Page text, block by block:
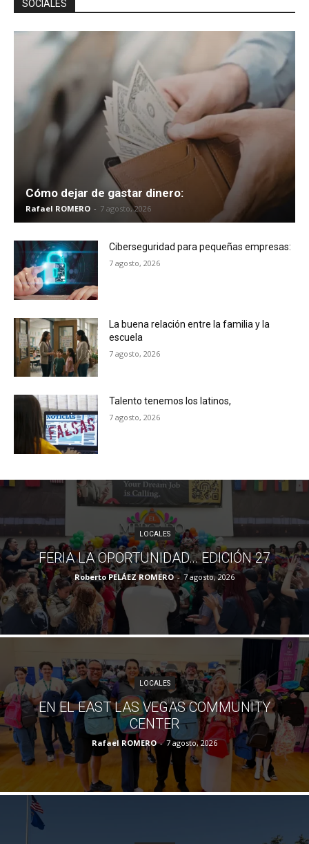
SOCIALES
Cómo dejar de gastar dinero:
Rafael ROMERO - 7 agosto, 2026
Ciberseguridad para pequeñas empresas:
7 agosto, 2026
La buena relación entre la familia y la
escuela
7 agosto, 2026
Talento tenemos los latinos,
7 agosto, 2026
LOCALES
FERIA LA OPORTUNIDAD… EDICIÓN 27
Roberto PELÁEZ ROMERO - 7 agosto, 2026
LOCALES
EN EL EAST LAS VEGAS COMMUNITY
CENTER
Rafael ROMERO - 7 agosto, 2026